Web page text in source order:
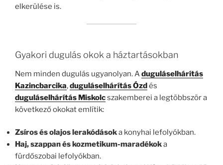
elkerülése is.
Gyakori dugulás okok a háztartásokban
Nem minden dugulás ugyanolyan. A duguláselhárítás
Kazincbarcika,duguláselhárítás Ózdés
duguláselhárítás Miskolcszakemberei a legtöbbször a
következő okokat említik:
Zsíros és olajos lerakódásoka konyhai lefolyókban.
Haj, szappan és kozmetikum-maradékoka
fürdőszobai lefolyókban.